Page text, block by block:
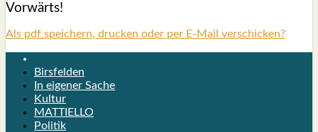
Vor­wärts!
Als pdf speichern, drucken oder per E-Mail verschicken?
Birsfelden
In eigener Sache
Kultur
MATTIELLO
Politik